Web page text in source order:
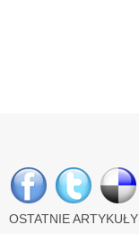
OSTATNIE ARTYKUŁY